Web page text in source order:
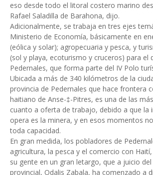
eso desde todo el litoral costero marino
Rafael Saladilla de Barahona, dijo.
Adicionalmente, se trabaja en tres ejes
Ministerio de Economía, básicamente en
(eólica y solar); agropecuaria y pesca, y
(sol y playa, ecoturismo y cruceros) para el
Pedernales, que forma parte del IV Polo
Ubicada a más de 340 kilómetros de la
provincia de Pedernales que hace frontera
haitiano de Anse-‡-Pitres, es una de las
cuanto a oferta de trabajo, debido a que la
opera es la minera, y en esos momentos
toda capacidad.
En gran medida, los pobladores de
agricultura, la pesca y el comercio con
su gente en un gran letargo, que a juicio
provincial, Odalis Zabala, ha comenzado a